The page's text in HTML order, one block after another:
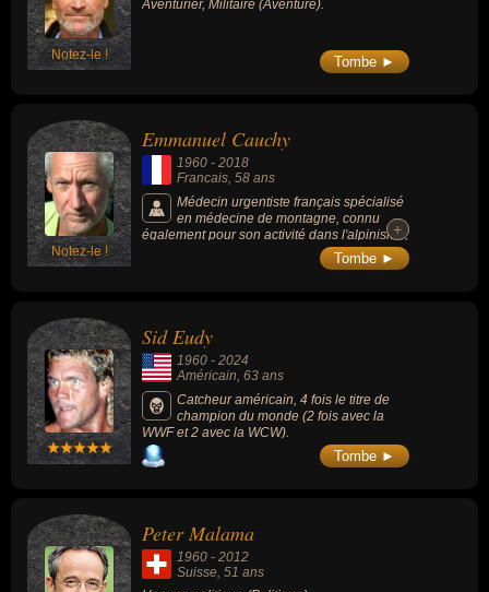
Notez-le !
Aventurier, Militaire (Aventure).
Tombe ►
Notez-le !
Emmanuel Cauchy
1960 - 2018
Francais, 58 ans
Médecin urgentiste français spécialisé
en médecine de montagne, connu
également pour son activité dans l'alpinisme,
il est guide de haute montagne, ainsi que
spécialiste du secours en montagne et des
+
+
Tombe ►
Sid Eudy
1960 - 2024
Américain, 63 ans
Catcheur américain, 4 fois le titre de
champion du monde (2 fois avec la
WWF et 2 avec la WCW).
Tombe ►
Peter Malama
1960 - 2012
Suisse, 51 ans